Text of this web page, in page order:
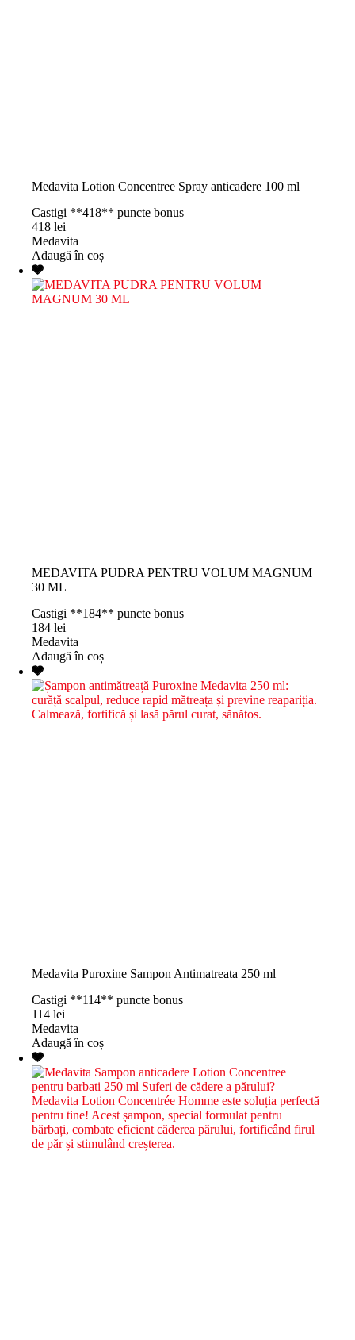
Medavita Lotion Concentree Spray anticadere 100 ml
Castigi **418** puncte bonus
418 lei
Medavita
Adaugă în coș
MEDAVITA PUDRA PENTRU VOLUM MAGNUM
30 ML
Castigi **184** puncte bonus
184 lei
Medavita
Adaugă în coș
Medavita Puroxine Sampon Antimatreata 250 ml
Castigi **114** puncte bonus
114 lei
Medavita
Adaugă în coș